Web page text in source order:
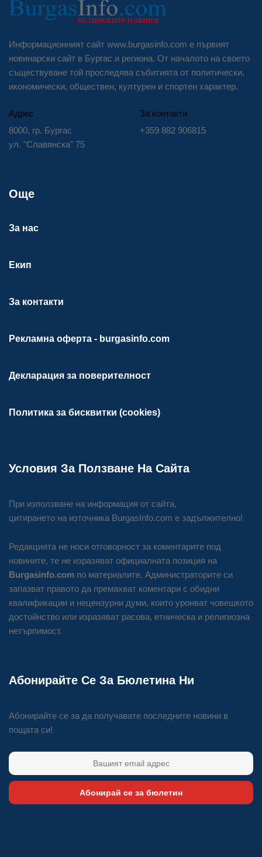
Информационният сайт www.burgasinfo.com е първият
новинарски сайт в Бургас и региона. От началото на своето
съществуване той проследява събитията от политически,
икономически, обществен, културен и спортен характер.
Адрес
8000, гр. Бургас
ул. "Славянска" 75
За контакти
+359 882 906815
Още
За нас
Екип
За контакти
Рекламна оферта - burgasinfo.com
Декларация за поверителност
Политика за бисквитки (cookies)
Условия За Ползване На Сайта
При използване на информация от сайта,
цитирането на източника BurgasInfo.com е задължително!
Редакцията не носи отговорност за коментарите под
новините, те не изразяват официалната позиция на
Burgasinfo.com по материалите. Администраторите си
запазват правото да премахват коментари с обидни
квалификации и нецензурни думи, които уронват човешкото
достойнство или изразяват расова, етническа и религиозна
нетърпимост.
Абонирайте Се За Бюлетина Ни
Абонирайте се за да получавате последните новини в
пощата си!
Абонирай се за бюлетин